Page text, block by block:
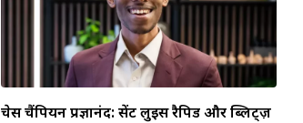
चेस चैंपियन प्रज्ञानंद: सेंट लुइस रैपिड और ब्लिट्ज़